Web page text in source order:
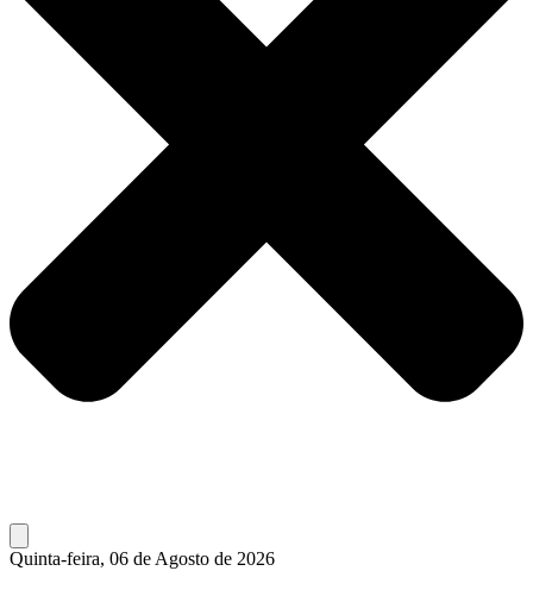
Quinta-feira, 06 de Agosto de 2026